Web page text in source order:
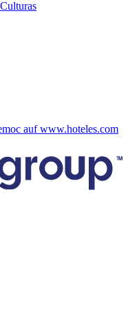
auf www.hoteles.com